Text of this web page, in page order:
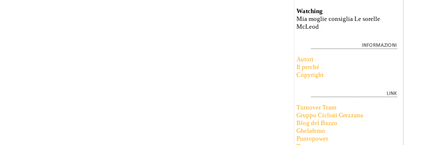
Watching
Mia moglie consiglia Le sorelle
McLeod
Autori
Il perché
Copyright
Turnover Team
Gruppo Ciclisti Grezzana
Blog del Bazzo
Ghelafemo
Puntopower